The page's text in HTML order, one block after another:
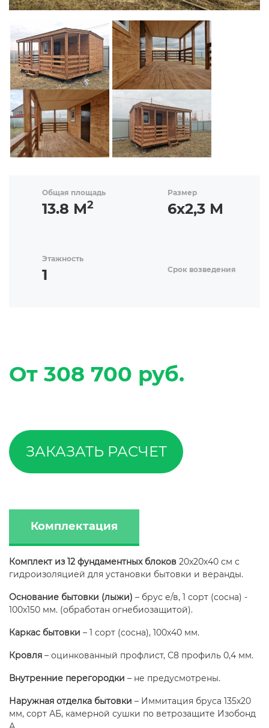
Общая площадь
13.8 М2
Размер
6х2,3 М
Этажность
1 Срок возведения
От 308 700 руб.
ЗАКАЗАТЬ РАСЧЕТ
Комплектация
Комплект из 12 фундаментных блоков 20х20х40 см с
гидроизоляцией для установки бытовки и веранды.
Основание бытовки (лыжи) – брус е/в, 1 сорт (сосна) -
100х150 мм. (обработан огнебиозащитой).
Каркас бытовки – 1 сорт (сосна), 100х40 мм.
Кровля – оцинкованный профлист, С8 профиль 0,4 мм.
Внутренние перегородки – не предусмотрены.
Наружная отделка бытовки – Иммитация бруса 135х20
мм, сорт АБ, камерной сушки по ветрозащите Изобонд